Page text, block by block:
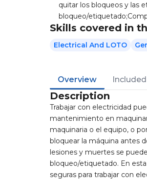
quitar los bloqueos y las
bloqueo/
Skills covered in
Electrical And LOTO
Overview
Description
Trabajar con electricidad
mantenimiento en
maquinaria o el equipo, o
bloquear la máquina antes
lesiones y muertes se
bloqueo/etiquetado. En
seguras para trabajar con